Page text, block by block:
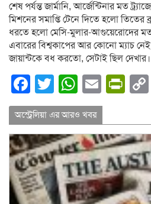
শেষ পর্যন্ত জার্মানি, আর্জেন্টিনার মত
মিশনের সমাপ্তি টেনে দিতে হলো তিতের
ধরতে হলো মেসি-মুলার-আগুয়েরোদের
এবারের বিশ্বকাপের আর কোনো ম্যাচ
জায়ান্টকে বধ করতো, সেটাই ছিল দেখার।
Facebook
TwitterEmail
অস্ট্রেলিয়া এর আরও খবর